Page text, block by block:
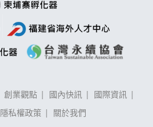
創業觀點 國內快訊
國際資訊
隱私權政策
關於我們